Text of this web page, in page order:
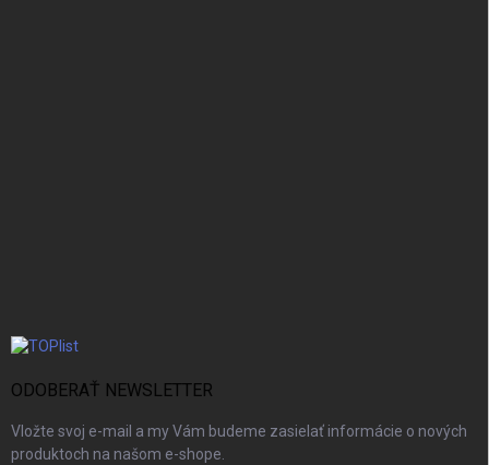
ODOBERAŤ NEWSLETTER
Vložte svoj e-mail a my Vám budeme zasielať informácie o nových
produktoch na našom e-shope.